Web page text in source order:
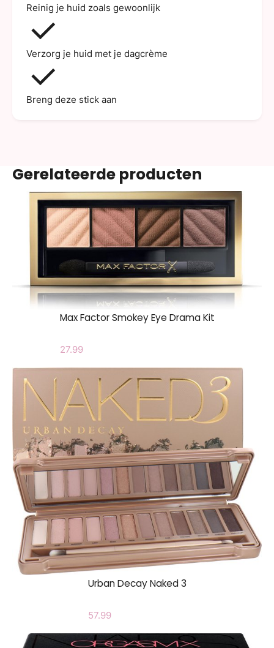
Reinig je huid zoals gewoonlijk
Verzorg je huid met je dagcrème
Breng deze stick aan
Gerelateerde producten
Max Factor Smokey Eye Drama Kit
27.99
Urban Decay Naked 3
57.99